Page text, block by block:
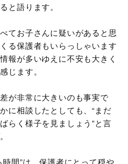
と語ります。
てお子さんに疑いがあると思
る保護者もいらっしゃいます
報が多いゆえに不安も大きく
じます。
が非常に大きいのも事実で
に相談したとしても、“まだ
らく様子を見ましょう”と言